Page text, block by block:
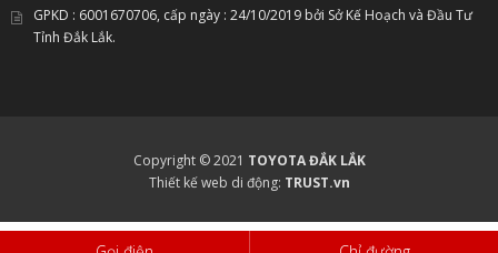
GPKD : 6001670706, cấp ngày : 24/10/2019 bởi Sở Kế Hoạch và Đầu Tư
Tỉnh Đắk Lắk.
Copyright © 2021 TOYOTA ĐẮK LẮK
Thiết kế web di động: TRUST.vn